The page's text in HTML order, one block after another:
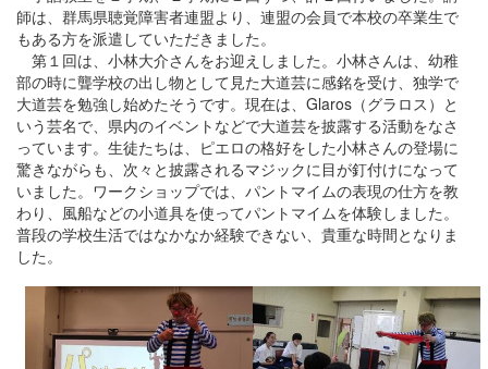
師は、群馬県聴覚障害者連盟より、連盟の会員で本校の卒業生で
もある方を派遣していただきました。
第１回は、小林大介さんをお迎えしました。小林さんは、幼稚
部の時に聾学校の出し物として見た大道芸に感銘を受け、独学で
大道芸を勉強し始めたそうです。現在は、Glaros（グラロス）と
いう芸名で、県内のイベントなどで大道芸を披露する活動をなさ
っています。生徒たちは、ピエロの格好をした小林さんの登場に
驚きながらも、次々と披露されるマジックに目が釘付けになって
いました。ワークショップでは、パントマイムの表現の仕方を教
わり、風船などの小道具を使ってパントマイムを体験しました。
普段の学校生活ではなかなか経験できない、貴重な時間となりま
した。